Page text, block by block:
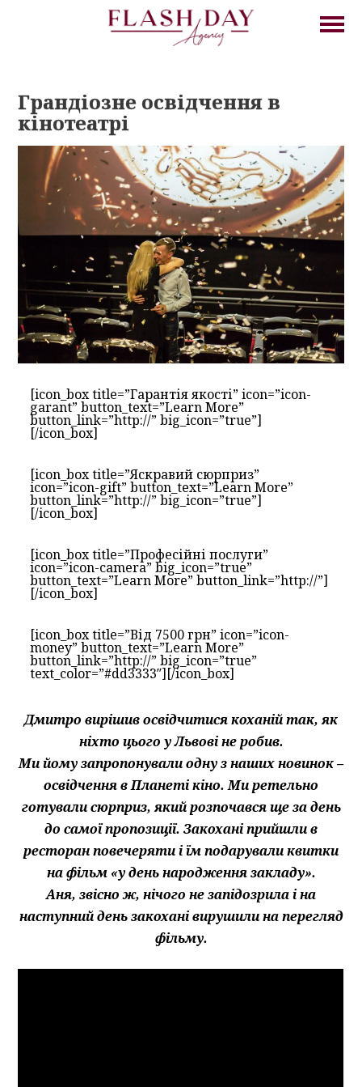
Грандіозне освідчення в
кінотеатрі
[icon_box title=”Гарантія якості” icon=”icon-
garant” button_text=”Learn More”
button_link=”http://” big_icon=”true”]
[/icon_box]
[icon_box title=”Яскравий сюрприз”
icon=”icon-gift” button_text=”Learn More”
button_link=”http://” big_icon=”true”]
[/icon_box]
[icon_box title=”Професійні послуги”
icon=”icon-camera” big_icon=”true”
button_text=”Learn More” button_link=”http://”]
[/icon_box]
[icon_box title=”Від 7500 грн” icon=”icon-
money” button_text=”Learn More”
button_link=”http://” big_icon=”true”
text_color=”#dd3333″][/icon_box]
Дмитро вирішив освідчитися коханій так, як
ніхто цього у Львові не робив.
Ми йому запропонували одну з наших новинок –
освідчення в Планеті кіно. Ми ретельно
готували сюрприз, який розпочався ще за день
до самої пропозиції. Закохані прийшли в
ресторан повечеряти і їм подарували квитки
на фільм «у день народження закладу».
Аня, звісно ж, нічого не запідозрила і на
наступний день закохані вирушили на перегляд
фільму.